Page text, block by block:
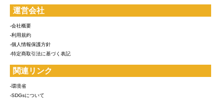
運営会社
-会社概要
-利用規約
-個人情報保護方針
-特定商取引法に基づく表記
関連リンク
-環境省
-SDGsについて